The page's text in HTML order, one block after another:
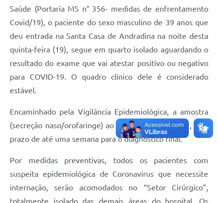
Saúde (Portaria MS n° 356- medidas de enfrentamento
Covid/19), o paciente do sexo masculino de 39 anos que
deu entrada na Santa Casa de Andradina na noite desta
quinta-feira (19), segue em quarto isolado aguardando o
resultado do exame que vai atestar positivo ou negativo
para COVID-19. O quadro clínico dele é considerado
estável.
Encaminhado pela Vigilância Epidemiológica, a amostra
(secreção naso/orofaringe) ao Instituto Adolfo Lutz, tem
prazo de até uma semana para o diagnóstico final.
Por medidas preventivas, todos os pacientes com
suspeita epidemiológica de Coronavírus que necessite
internação, serão acomodados no “Setor Cirúrgico”,
totalmente isolado das demais áreas do hospital. Os